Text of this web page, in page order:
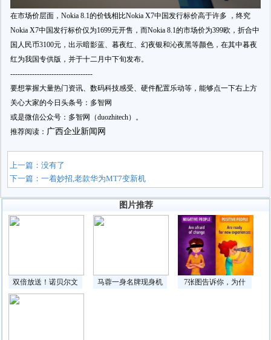
在市场价层面，Nokia 8.1的价钱相比Nokia X7中国发行标价高于许多 ，终究
Nokia X7中国发行标价仅为1699元开售，而Nokia 8.1的市场价为399欧，折合中
国人民币3100元，出示暗影蓝、暮夜红、幻夜银和沁夜黑等颜色，在其中暮夜
红为我国专供版，并于十二月中下旬发布。
----------------------------------
要想掌握大量热门资讯、数码科技感受、硬件配置乐动等，能够点一下右上方
关心大家的今日头条号：多智网
或是微信公众号：多智网（duozhitech）。
推荐阅读： 广西企业新闻网
上一篇：没有了
下一篇：一着妙招,老款华为MT7变新机
图片推荐
双倍放送！诺贝尔文 马蓉一身名牌现身机 7张图告诉你，为什